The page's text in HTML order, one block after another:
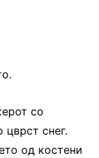
со
цврст снег.
од костени